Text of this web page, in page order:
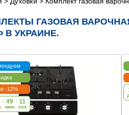
ГАЗОВАЯ
В УКРАИНЕ.
-12%
: 49
мин
: 11
cек